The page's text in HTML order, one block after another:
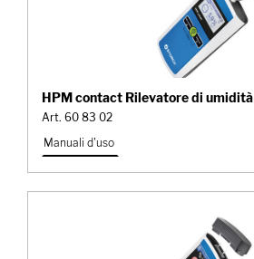
HPM contact Rilevatore di umidità
Art. 60 83 02
Manuali d'uso